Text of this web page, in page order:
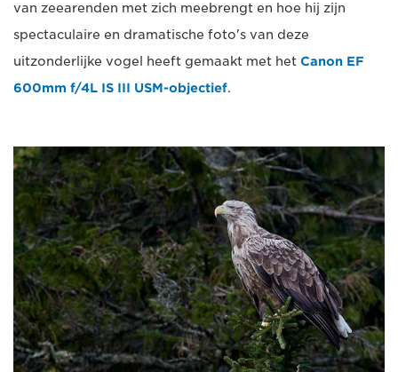
van zeearenden met zich meebrengt en hoe hij zijn
spectaculaire en dramatische foto's van deze
uitzonderlijke vogel heeft gemaakt met het Canon EF
600mm f/4L IS III USM-objectief.